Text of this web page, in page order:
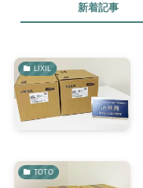
新着記事
LIXIL
TOTO